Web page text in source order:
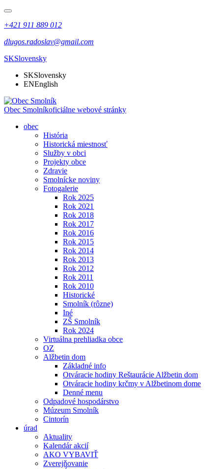
+421 911 889 012
dlugos.radoslav@gmail.com
SKSlovensky
SKSlovensky
ENEnglish
Obec Smolníkoficiálne webové stránky
obec
História
Historická miestnosť
Služby v obci
Projekty obce
Zdravie
Smolnícke noviny
Fotogalerie
Rok 2025
Rok 2021
Rok 2018
Rok 2017
Rok 2016
Rok 2015
Rok 2014
Rok 2013
Rok 2012
Rok 2011
Rok 2010
Historické
Smolník (rôzne)
Iné
ZŠ Smolník
Rok 2024
Virtuálna prehliadka obce
OZ
Alžbetin dom
Základné info
Otváracie hodiny Reštaurácie Alžbetin dom
Otváracie hodiny krčmy v Alžbetinom dome
Denné menu
Odpadové hospodárstvo
Múzeum Smolník
Cintorín
úrad
Aktuality
Kalendár akcií
AKO VYBAVIŤ
Zverejňovanie